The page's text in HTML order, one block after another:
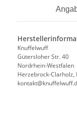
Knuffelwuff
Gütersloher Str. 40
Nordrhein-Westfalen
Herzebrock-